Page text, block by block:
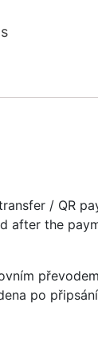
/ QR
after the
po